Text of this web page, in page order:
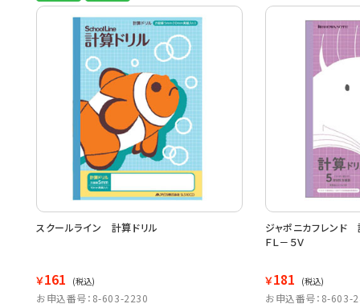
スクールライン 計算ドリル
￥161 (税込)
お申込番号：8-603-2230
ジャポニカフレンド
ＦＬ－５Ｖ
￥181 (税込)
お申込番号：8-603-